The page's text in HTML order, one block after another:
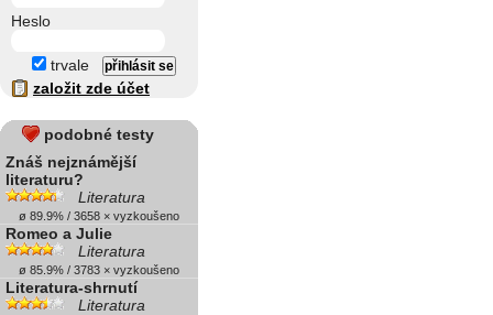
Heslo
trvale
založit zde účet
podobné testy
Znáš nejznámější
literaturu?
Literatura
ø 89.9% / 3658 × vyzkoušeno
Romeo a Julie
Literatura
ø 85.9% / 3783 × vyzkoušeno
Literatura-shrnutí
Literatura